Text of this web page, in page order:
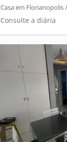
Casa em Florianopolis
Consulte a diária